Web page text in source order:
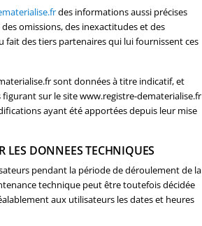
des informations aussi précises
omissions, des inexactitudes et des
fait des tiers partenaires qui lui fournissent ces
sont données à titre indicatif, et
sur le site www.registre-dematerialise.fr
ayant été apportées depuis leur mise
LES DONNEES TECHNIQUES
pendant la période de déroulement de la
technique peut être toutefois décidée
aux utilisateurs les dates et heures